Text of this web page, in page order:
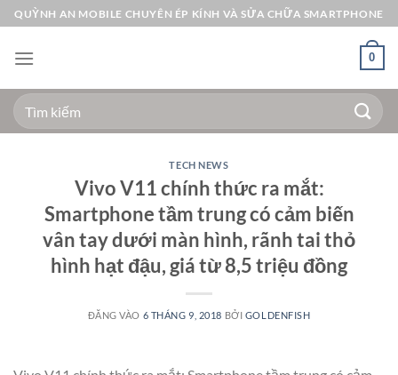
Bỏ
qua
nội
QUỲNH AN MOBILE CHUYÊN ÉP KÍNH VÀ SỬA CHỮA SMARTPHONE
0
Tìm
kiếm:
TECH NEWS
Vivo V11 chính thức ra mắt:
Smartphone tầm trung có cảm biến
vân tay dưới màn hình, rãnh tai thỏ
hình hạt đậu, giá từ 8,5 triệu đồng
ĐĂNG VÀO 6 THÁNG 9, 2018 BỞI GOLDENFISH